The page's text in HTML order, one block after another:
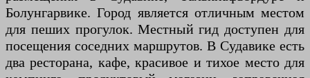
Болунгарвике. Город является отличным местом
для пеших прогулок. Местный гид доступен для
посещения соседних маршрутов. В Судавике есть
два ресторана, кафе, красивое и тихое место для